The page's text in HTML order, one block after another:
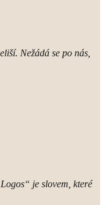
Nežádá se po nás,
je slovem, které